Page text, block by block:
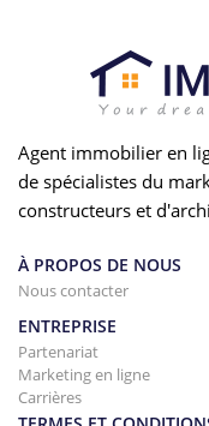
Agent immobilier en
de spécialistes du
constructeurs et
À PROPOS DE NOUS
Nous contacter
ENTREPRISE
Partenariat
Marketing en ligne
Carrières